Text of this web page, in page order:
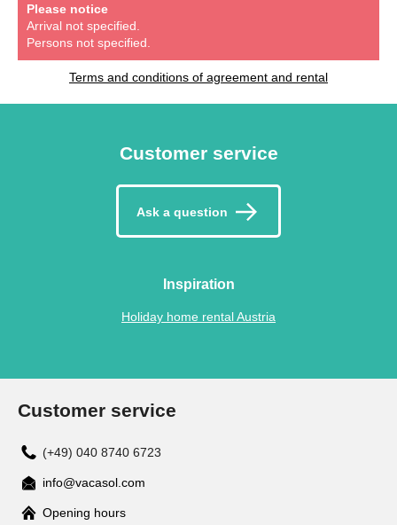
Please notice
Arrival not specified.
Persons not specified.
Terms and conditions of agreement and rental
Customer service
Ask a question
Inspiration
Holiday home rental Austria
Customer service
(+49) 040 8740 6723
info@vacasol.com
Opening hours